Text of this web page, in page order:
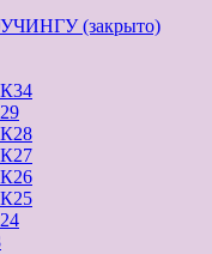
(закрыто)